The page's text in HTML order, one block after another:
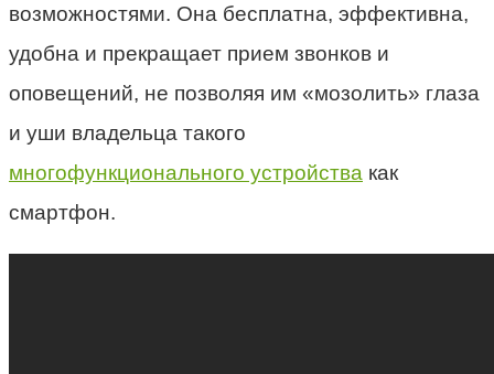
возможностями. Она бесплатна, эффективна,
удобна и прекращает прием звонков и
оповещений, не позволяя им «мозолить» глаза
и уши владельца такого
многофункционального устройства как
смартфон.